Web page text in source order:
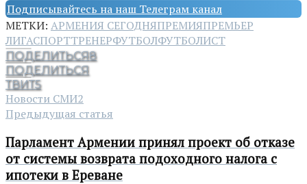
Подписывайтесь на наш Телеграм канал
МЕТКИ: АРМЕНИЯ СЕГОДНЯПРЕМИЯПРЕМЬЕР
ЛИГАСПОРТТРЕНЕРФУТБОЛФУТБОЛИСТ
ПОДЕЛИТЬСЯ8
ПОДЕЛИТЬСЯ
ТВИТ5
Новости СМИ2
Предыдущая статья
Парламент Армении принял проект об отказе
от системы возврата подоходного налога с
ипотеки в Ереване